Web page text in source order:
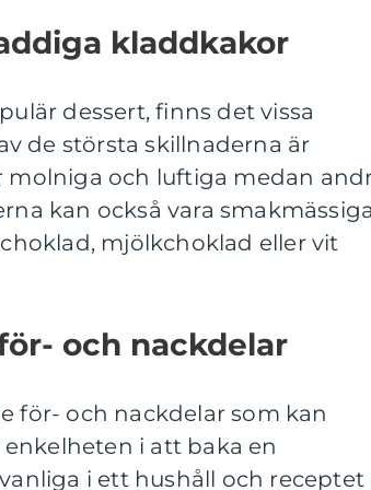
kladdkakor
dessert, finns det vissa
de största skillnaderna är
molniga och luftiga medan
kan också vara
mjölkchoklad eller vit
och nackdelar
för- och nackdelar som kan
i att baka en
i ett hushåll och receptet